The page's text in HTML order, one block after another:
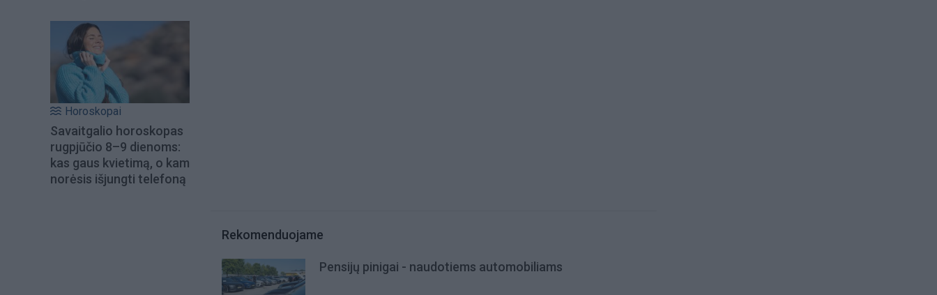
Horoskopai
Savaitgalio horoskopas
rugpjūčio 8–9 dienoms:
kas gaus kvietimą, o kam
norėsis išjungti telefoną
Rekomenduojame
Pensijų pinigai - naudotiems automobiliams